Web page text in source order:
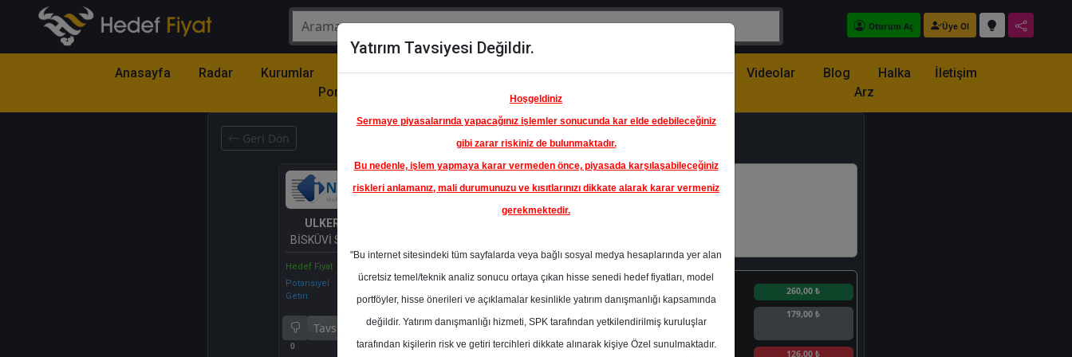
Oturum Aç Üye Ol
Anasayfa Radar Kurumlar
Model
Portföy
Hisse
Öne
Çıkanlar
Raporlar Partnerlerimiz Videolar Blog
Halka
Arz
İletişim
Geri Dön
ULKER
BİSKÜVİ SANAYİ A.Ş.
Hedef Fiyat
Potansiyel
Getiri
%0.00
0
Tavsiye Yok
2
En Yüksek Tahmin 260,00 ₺
Ortalama Fiyat
Tahmini
179,00 ₺
126,00 ₺
Yatırım Tavsiyesi Değildir.
Hoşgeldiniz
Sermaye piyasalarında yapacağınız işlemler sonucunda kar elde edebileceğiniz
gibi zarar riskiniz de bulunmaktadır.
Bu nedenle, işlem yapmaya karar vermeden önce, piyasada karşılaşabileceğiniz
riskleri anlamanız, mali durumunuzu ve kısıtlarınızı dikkate alarak karar vermeniz
gerekmektedir.
"Bu internet sitesindeki tüm sayfalarda veya bağlı sosyal medya hesaplarında yer alan
ücretsiz temel/teknik analiz sonucu ortaya çıkan hisse senedi hedef fiyatları, model
portföyler, hisse önerileri ve açıklamalar kesinlikle yatırım danışmanlığı kapsamında
değildir. Yatırım danışmanlığı hizmeti, SPK tarafından yetkilendirilmiş kuruluşlar
tarafından kişilerin risk ve getiri tercihleri dikkate alınarak kişiye Özel sunulmaktadır.